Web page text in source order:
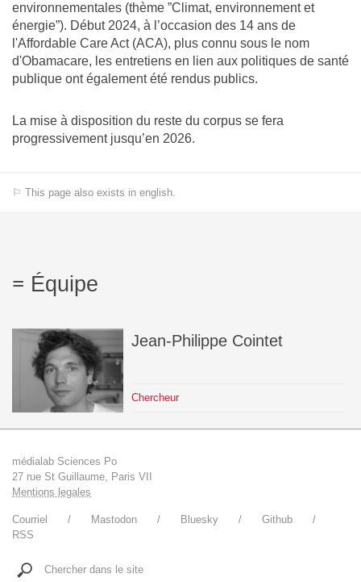
environnementales (thème ”Climat, environnement et
énergie”). Début 2024, à l’occasion des 14 ans de
l'Affordable Care Act (ACA), plus connu sous le nom
d'Obamacare, les entretiens en lien aux politiques de santé
publique ont également été rendus publics.
La mise à disposition du reste du corpus se fera
progressivement jusqu’en 2026.
⚐ This page also exists in english.
Équipe
Jean-Philippe Cointet
Chercheur
médialab Sciences Po
27 rue St Guillaume, Paris VII
Mentions legales
Courriel Mastodon Bluesky
Github
RSS
Chercher dans le site